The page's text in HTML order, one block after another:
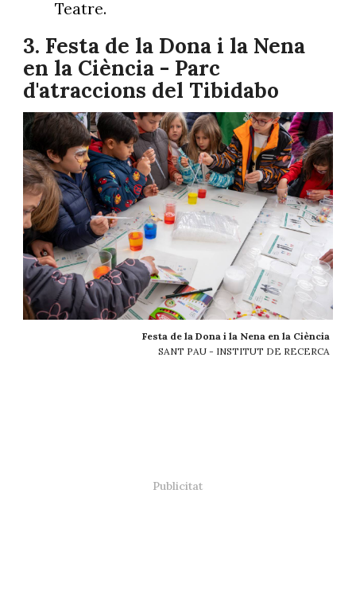
Teatre.
3. Festa de la Dona i la Nena
en la Ciència - Parc
d'atraccions del Tibidabo
Festa de la Dona i la Nena en la Ciència
SANT PAU - INSTITUT DE RECERCA